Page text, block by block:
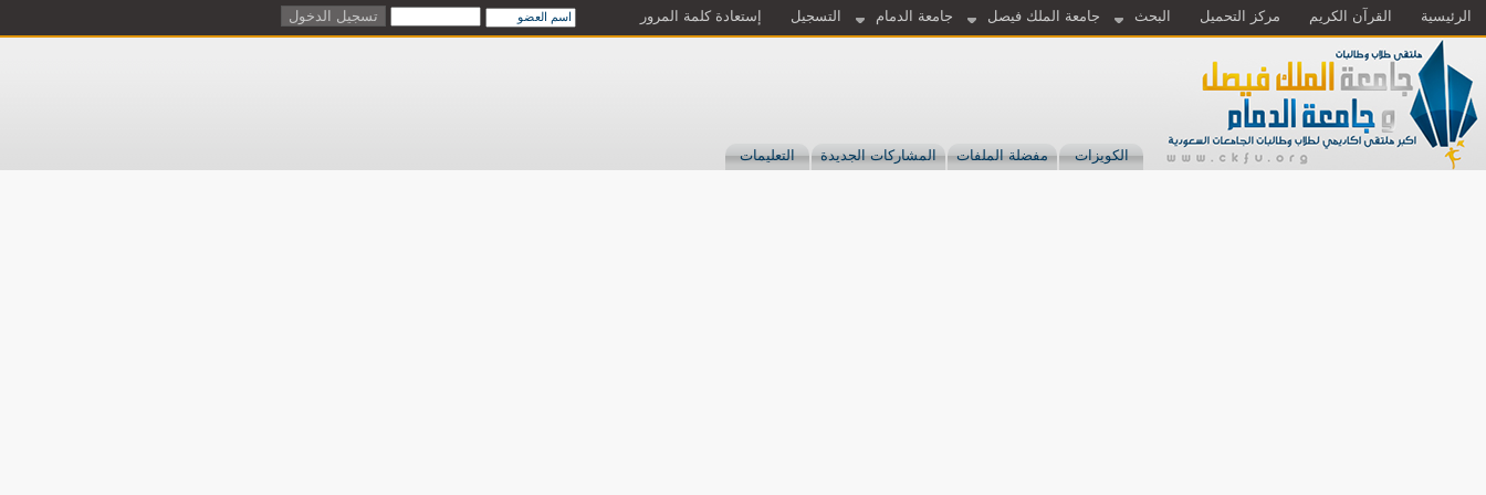
الرئيسية القرآن الكريم مركز التحميل البحث جامعة الملك فيصل جامعة الدمام التسجيل إستعادة كلمة المرور
الكويزات مفضلة الملفات المشاركات الجديدة التعليمات